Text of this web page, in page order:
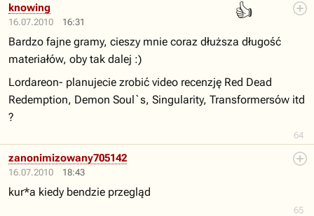
16.07.2010 16:31
👍
64
knowing
Bardzo fajne gramy, cieszy mnie coraz dłuższa długość
materiałów, oby tak dalej :)
Lordareon- planujecie zrobić video recenzję Red Dead
Redemption, Demon Soul`s, Singularity, Transformersów itd
?
16.07.2010 18:43
65
zanonimizowany705142
kur*a kiedy bendzie przegląd